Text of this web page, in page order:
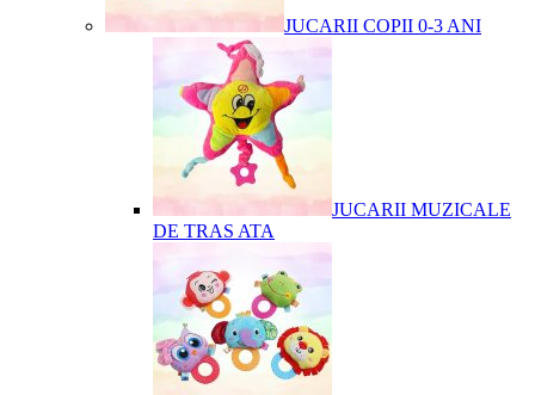
JUCARII COPII 0-3 ANI
JUCARII MUZICALE
DE TRAS ATA